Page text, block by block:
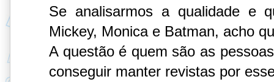
Se analisarmos a qualidade e
Mickey, Monica e Batman, acho
A questão é quem são as
conseguir manter revistas por